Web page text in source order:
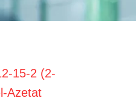
15-2 (2-
Azetat